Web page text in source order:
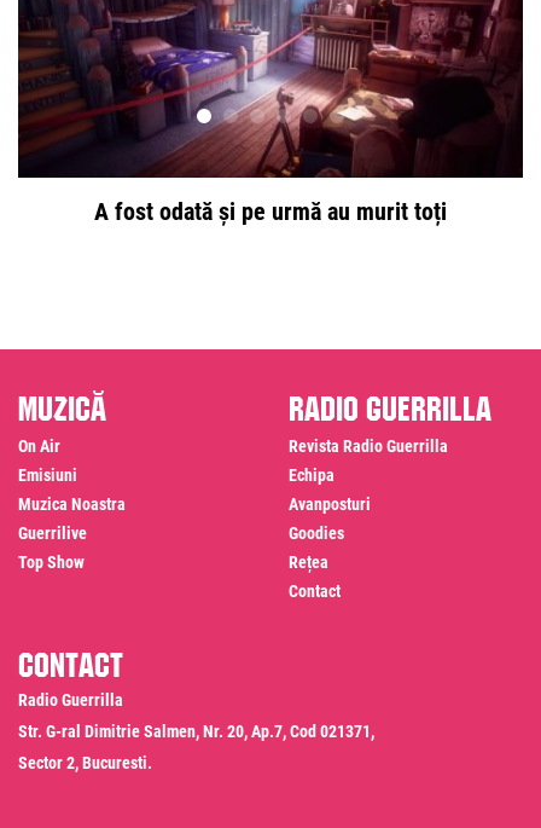
A fost odată și pe urmă au murit toți
Muzică
On Air
Emisiuni
Muzica Noastra
Guerrilive
Top Show
Radio Guerrilla
Revista Radio Guerrilla
Echipa
Avanposturi
Goodies
Rețea
Contact
Contact
Radio Guerrilla
Str. G-ral Dimitrie Salmen, Nr. 20, Ap.7, Cod 021371,
Sector 2, Bucuresti.